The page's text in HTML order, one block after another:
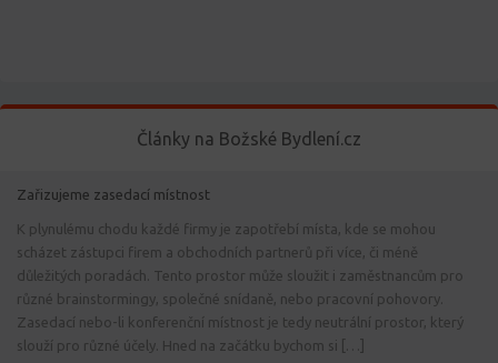
Články na Božské Bydlení.cz
Zařizujeme zasedací místnost
K plynulému chodu každé firmy je zapotřebí místa, kde se mohou
scházet zástupci firem a obchodních partnerů při více, či méně
důležitých poradách. Tento prostor může sloužit i zaměstnancům pro
různé brainstormingy, společné snídaně, nebo pracovní pohovory.
Zasedací nebo-li konferenční místnost je tedy neutrální prostor, který
slouží pro různé účely. Hned na začátku bychom si […]